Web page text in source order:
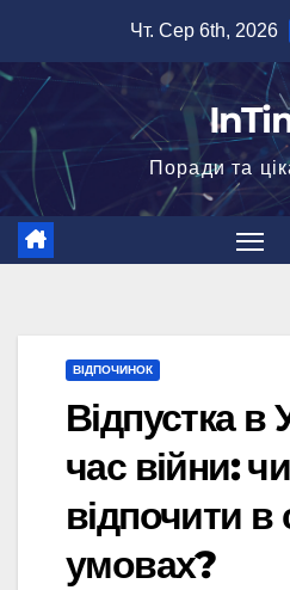
вмісту
Чт. Сер 6th, 2026
Поради та
ВІДПОЧИНОК
Відпустка в
час війни:
відпочити в
умовах?